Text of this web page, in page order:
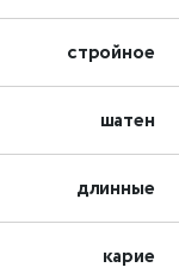
стройное
шатен
длинные
карие